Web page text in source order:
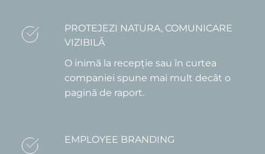
PROTEJEZI NATURA, COMUNICARE
VIZIBILĂ
O inimă la recepție sau în curtea
companiei spune mai mult decât o
pagină de raport.
EMPLOYEE BRANDING